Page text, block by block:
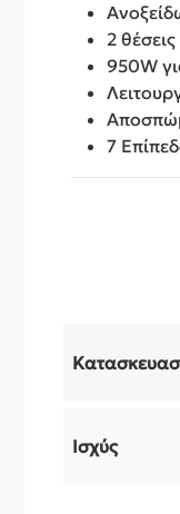
2
950W
7
Ισχύς